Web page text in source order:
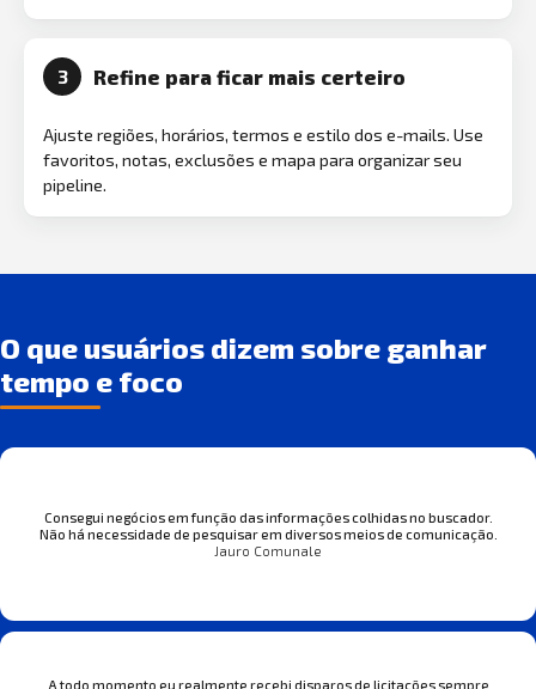
3 Refine para ficar mais certeiro
Ajuste regiões, horários, termos e estilo dos e-mails. Use
favoritos, notas, exclusões e mapa para organizar seu
pipeline.
O que usuários dizem sobre ganhar
tempo e foco
Consegui negócios em função das informações colhidas no buscador.
Não há necessidade de pesquisar em diversos meios de comunicação.
Jauro Comunale
A todo momento eu realmente recebi disparos de licitações sempre